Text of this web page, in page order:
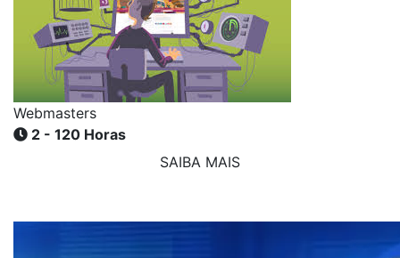
Webmasters
2 - 120 Horas
SAIBA MAIS